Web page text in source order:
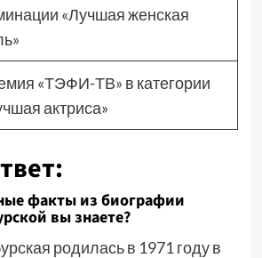
«Лучшая женская
«ТЭФИ-ТВ» в категории
актриса»
факты из биографии
вы знаете?
родилась в 1971 году в